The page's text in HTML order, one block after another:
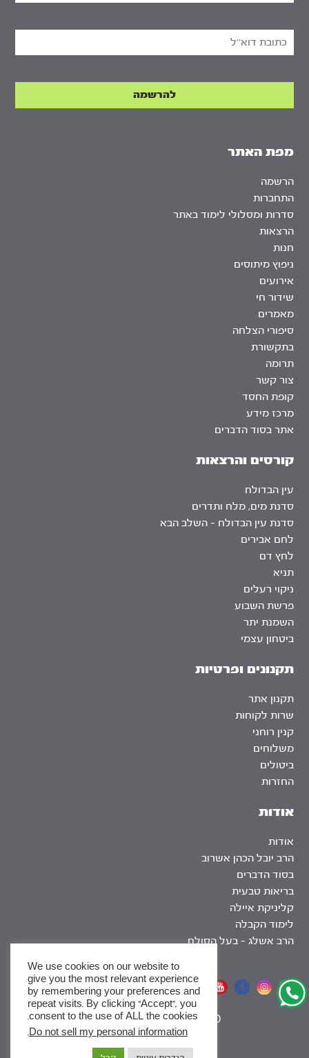
אודות
אודות
הרב יובל הכהן אשרוב
בסוד הדברים
בריאות טבעית
קליניקת איילה
לימוד הקבלה
הרב אשלג – בעל הסולם
מפת האתר
הרשמה
התחברות
סדרות ומסלולי לימוד באתר
הרצאות
חנות
ניפוץ מיתוסים
אירועים
שידור חי
מאמרים
סיפורי הצלחה
בתקשורת
תרומה
צור קשר
קופת החסד
מרכז מידע
אתר בסוד הדברים
קורסים והרצאות
עין הבדולח
סדנת מים, מלח ותדרים
סדנת עין הבדולח – השלב הבא
לחם אבירים
לחץ דם
תניא
ניקוי רעלים
פרשת השבוע
השמנת יתר
ביטחון עצמי
תקנונים ופרטיות
תקנון אתר
שרות לקוחות
קנין רוחני
משלוחים
ביטולים
החזרות
אתר שומר שבת
SEO
|
We use cookies on our website to
give you the most relevant experience
by remembering your preferences and
repeat visits. By clicking “Accept”, you
consent to the use of ALL the cookies.
Do not sell my personal information
.
x